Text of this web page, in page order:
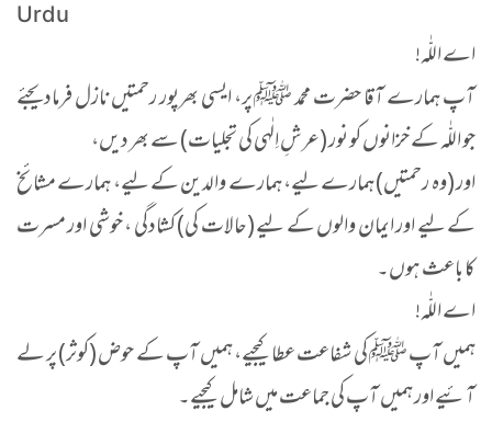
Urdu
اے اللّٰہ!
آپ ہمارے آقا حضرت محمد ﷺ پر، ایسی بھرپور رحمتیں نازل فرمادیجئے
جو اللّٰہ کے خزانوں کو نور (عرشِ اِلٰہی کی تجلیات) سے بھر دیں،
اور (وہ رحمتیں) ہمارے لیے، ہمارے والدین کے لیے، ہمارے مشائخ
کے لیے اور ایمان والوں کے لیے (حالات کی) کشادگی ، خوشی اور مسرت
کا باعث ہوں۔
اے اللّٰہ!
ہمیں آپ ﷺ کی شفاعت عطا کیجیے، ہمیں آپ کے حوض (کوثر) پر لے
آئیے اور ہمیں آپ کی جماعت میں شامل کیجیے۔